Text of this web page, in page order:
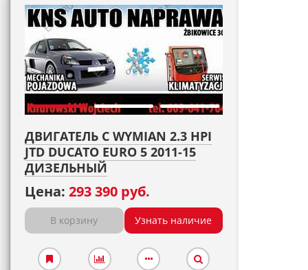
ДВИГАТЕЛЬ С WYMIAN 2.3 HPI
JTD DUCATO EURO 5 2011-15
ДИЗЕЛЬНЫЙ
Цена: 293 390 руб.
В корзину Узнать наличие